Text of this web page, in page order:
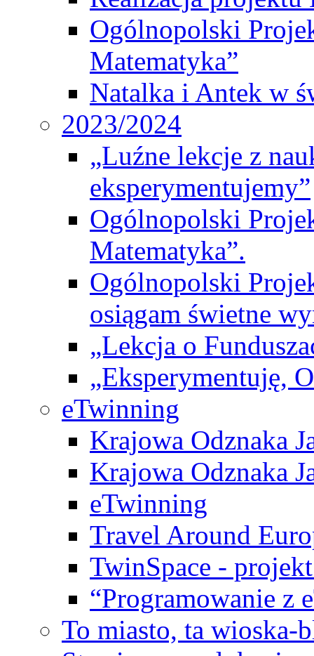
Ogólnopolski
Matematyka”
Natalka i Antek w
2023/2024
„Luźne lekcje z
eksperymentujemy”
Ogólnopolski
Matematyka”.
Ogólnopolski
osiągam świetne
„Lekcja o
„Eksperymentuję,
eTwinning
Krajowa Odznaka
Krajowa Odznaka
eTwinning
Travel Around
TwinSpace -
“Programowanie z
To miasto, ta wioska-